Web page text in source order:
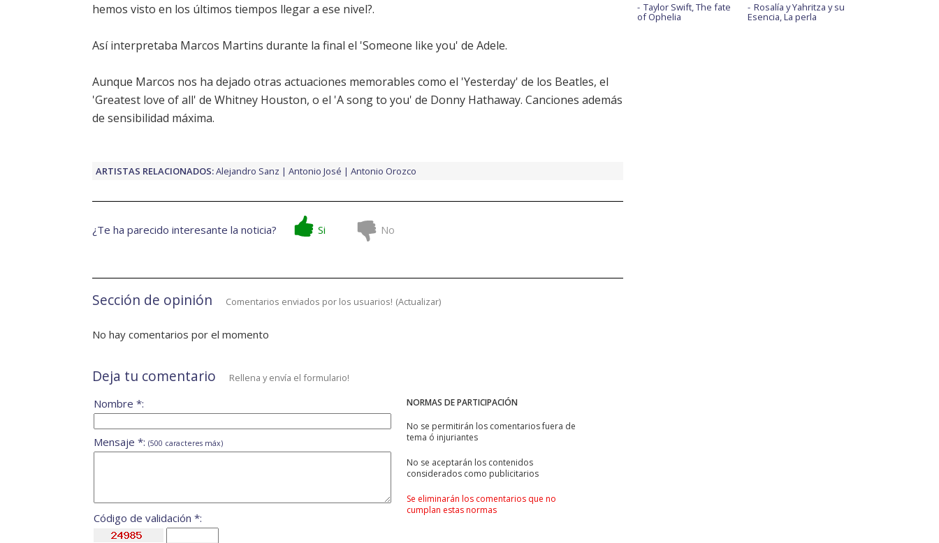
hemos visto en los últimos tiempos llegar a ese nivel?.
Así interpretaba Marcos Martins durante la final el 'Someone like you' de Adele.
Aunque Marcos nos ha dejado otras actuaciones memorables como el 'Yesterday' de los Beatles, el
'Greatest love of all' de Whitney Houston, o el 'A song to you' de Donny Hathaway. Canciones además
de sensibilidad máxima.
ARTISTAS RELACIONADOS:Alejandro Sanz Antonio José Antonio Orozco
¿Te ha parecido interesante la noticia? Si No
Sección de opinión Comentarios enviados por los usuarios! (Actualizar)
No hay comentarios por el momento
Deja tu comentario Rellena y envía el formulario!
NORMAS DE PARTICIPACIÓN
No se permitirán los comentarios fuera de
tema ó injuriantes
No se aceptarán los contenidos
considerados como publicitarios
Se eliminarán los comentarios que no
cumplan estas normas
Nombre *:
Mensaje *: (500 caracteres máx)
Código de validación *:
Taylor Swift, The fate
of Ophelia
Rosalía y Yahritza y su
Esencia, La perla